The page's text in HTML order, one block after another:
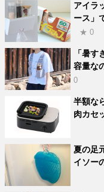
アイラ
ース」
★ 0
「暑
容量な
0
半額な
肉カセ
夏の足
イソー